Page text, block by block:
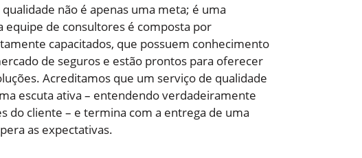
qualidade não é apenas uma meta; é uma
equipe de consultores é composta por
capacitados, que possuem conhecimento
de seguros e estão prontos para oferecer
Acreditamos que um serviço de qualidade
escuta ativa – entendendo verdadeiramente
do cliente – e termina com a entrega de uma
as expectativas.